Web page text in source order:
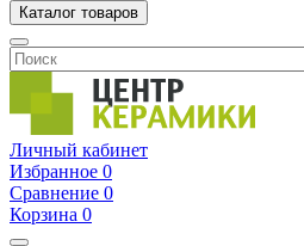
Каталог товаров
Личный кабинет
Избранное 0
Сравнение 0
Корзина 0